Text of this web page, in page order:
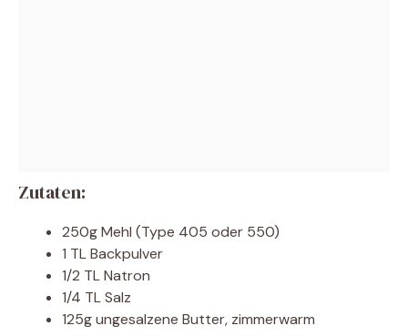
Zutaten:
250g Mehl (Type 405 oder 550)
1 TL Backpulver
1/2 TL Natron
1/4 TL Salz
125g ungesalzene Butter, zimmerwarm